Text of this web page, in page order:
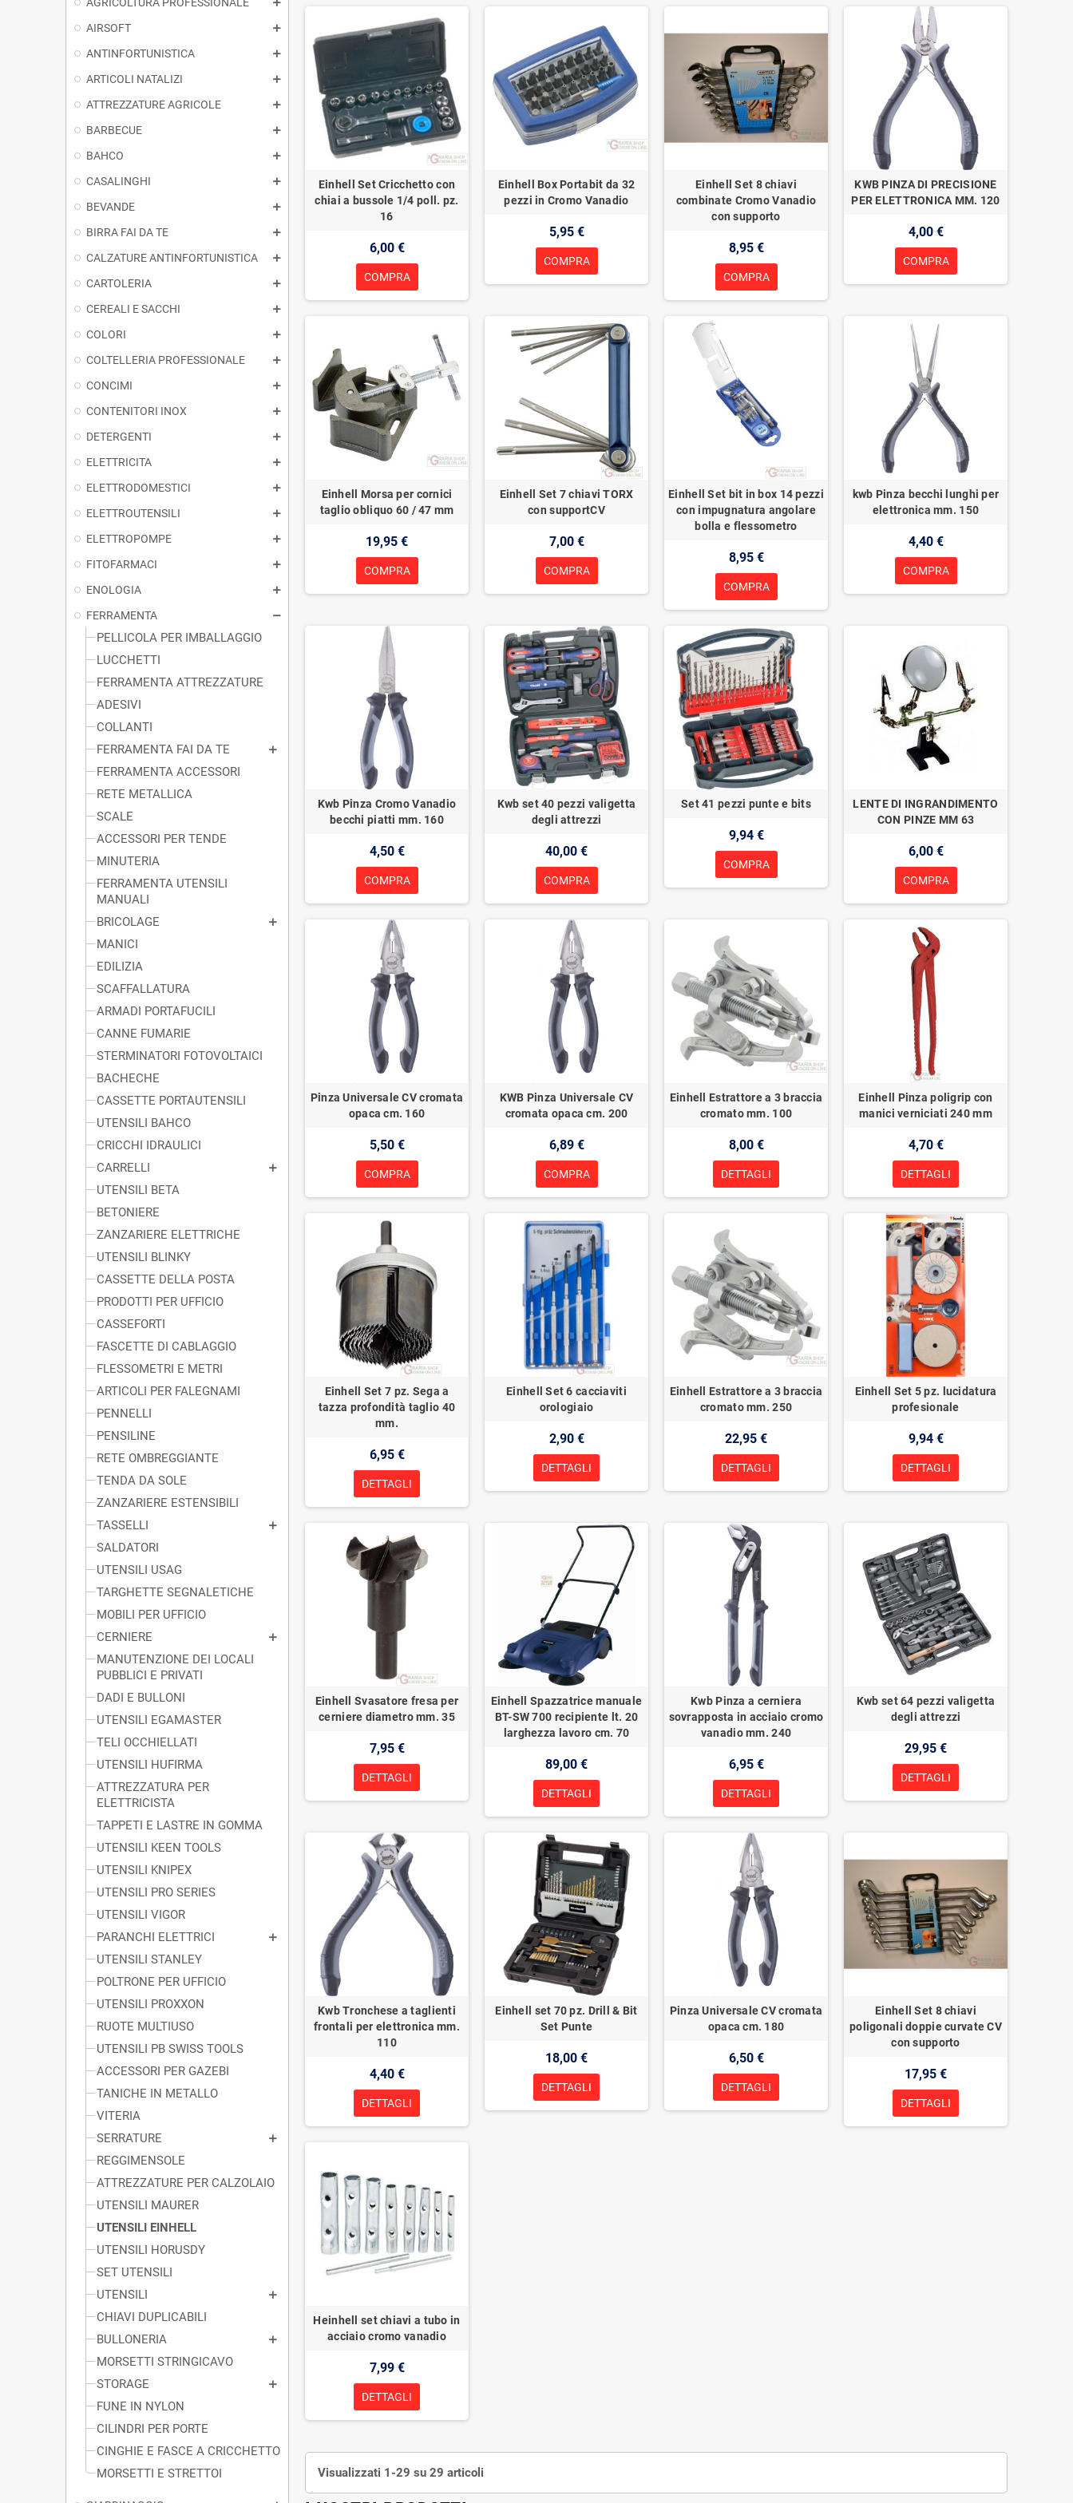
AIRSOFT
ANTINFORTUNISTICA
ARTICOLI NATALIZI
ATTREZZATURE AGRICOLE
BARBECUE
BAHCO
CASALINGHI
BEVANDE
BIRRA FAI DA TE
CALZATURE ANTINFORTUNISTICA
CARTOLERIA
CEREALI E SACCHI
COLORI
COLTELLERIA PROFESSIONALE
CONCIMI
CONTENITORI INOX
DETERGENTI
ELETTRICITA
ELETTRODOMESTICI
ELETTROUTENSILI
ELETTROPOMPE
FITOFARMACI
ENOLOGIA
FERRAMENTA
PELLICOLA PER IMBALLAGGIO
LUCCHETTI
FERRAMENTA ATTREZZATURE
ADESIVI
COLLANTI
FERRAMENTA FAI DA TE
FERRAMENTA ACCESSORI
RETE METALLICA
SCALE
ACCESSORI PER TENDE
MINUTERIA
FERRAMENTA UTENSILI
MANUALI
BRICOLAGE
MANICI
EDILIZIA
SCAFFALLATURA
ARMADI PORTAFUCILI
CANNE FUMARIE
STERMINATORI FOTOVOLTAICI
BACHECHE
CASSETTE PORTAUTENSILI
UTENSILI BAHCO
CRICCHI IDRAULICI
CARRELLI
UTENSILI BETA
BETONIERE
ZANZARIERE ELETTRICHE
UTENSILI BLINKY
CASSETTE DELLA POSTA
PRODOTTI PER UFFICIO
CASSEFORTI
FASCETTE DI CABLAGGIO
FLESSOMETRI E METRI
ARTICOLI PER FALEGNAMI
PENNELLI
PENSILINE
RETE OMBREGGIANTE
TENDA DA SOLE
ZANZARIERE ESTENSIBILI
TASSELLI
SALDATORI
UTENSILI USAG
TARGHETTE SEGNALETICHE
MOBILI PER UFFICIO
CERNIERE
MANUTENZIONE DEI LOCALI
PUBBLICI E PRIVATI
DADI E BULLONI
UTENSILI EGAMASTER
TELI OCCHIELLATI
UTENSILI HUFIRMA
ATTREZZATURA PER
ELETTRICISTA
TAPPETI E LASTRE IN GOMMA
UTENSILI KEEN TOOLS
UTENSILI KNIPEX
UTENSILI PRO SERIES
UTENSILI VIGOR
PARANCHI ELETTRICI
UTENSILI STANLEY
POLTRONE PER UFFICIO
UTENSILI PROXXON
RUOTE MULTIUSO
UTENSILI PB SWISS TOOLS
ACCESSORI PER GAZEBI
TANICHE IN METALLO
VITERIA
SERRATURE
REGGIMENSOLE
ATTREZZATURE PER CALZOLAIO
UTENSILI MAURER
UTENSILI EINHELL
UTENSILI HORUSDY
SET UTENSILI
UTENSILI
CHIAVI DUPLICABILI
BULLONERIA
MORSETTI STRINGICAVO
STORAGE
FUNE IN NYLON
CILINDRI PER PORTE
CINGHIE E FASCE A CRICCHETTO
MORSETTI E STRETTOI
Einhell Set Cricchetto con
chiai a bussole 1/4 poll. pz.
16
6,00 €
COMPRA
Einhell Box Portabit da 32
pezzi in Cromo Vanadio
5,95 €
COMPRA
Einhell Set 8 chiavi
combinate Cromo Vanadio
con supporto
8,95 €
COMPRA
KWB PINZA DI PRECISIONE
PER ELETTRONICA MM. 120
4,00 €
COMPRA
Einhell Morsa per cornici
taglio obliquo 60 / 47 mm
19,95 €
COMPRA
Einhell Set 7 chiavi TORX
con supportCV
7,00 €
COMPRA
Einhell Set bit in box 14 pezzi
con impugnatura angolare
bolla e flessometro
8,95 €
COMPRA
kwb Pinza becchi lunghi per
elettronica mm. 150
4,40 €
COMPRA
Kwb Pinza Cromo Vanadio
becchi piatti mm. 160
4,50 €
COMPRA
Kwb set 40 pezzi valigetta
degli attrezzi
40,00 €
COMPRA
Set 41 pezzi punte e bits
9,94 €
COMPRA
LENTE DI INGRANDIMENTO
CON PINZE MM 63
6,00 €
COMPRA
Pinza Universale CV cromata
opaca cm. 160
5,50 €
COMPRA
KWB Pinza Universale CV
cromata opaca cm. 200
6,89 €
COMPRA
Einhell Estrattore a 3 braccia
cromato mm. 100
8,00 €
DETTAGLI
Einhell Pinza poligrip con
manici verniciati 240 mm
4,70 €
DETTAGLI
Einhell Set 7 pz. Sega a
tazza profondità taglio 40
mm.
6,95 €
DETTAGLI
Einhell Set 6 cacciaviti
orologiaio
2,90 €
DETTAGLI
Einhell Estrattore a 3 braccia
cromato mm. 250
22,95 €
DETTAGLI
Einhell Set 5 pz. lucidatura
profesionale
9,94 €
DETTAGLI
Einhell Svasatore fresa per
cerniere diametro mm. 35
7,95 €
DETTAGLI
Einhell Spazzatrice manuale
BT-SW 700 recipiente lt. 20
larghezza lavoro cm. 70
89,00 €
DETTAGLI
Kwb Pinza a cerniera
sovrapposta in acciaio cromo
vanadio mm. 240
6,95 €
DETTAGLI
Kwb set 64 pezzi valigetta
degli attrezzi
29,95 €
DETTAGLI
Kwb Tronchese a taglienti
frontali per elettronica mm.
110
4,40 €
DETTAGLI
Einhell set 70 pz. Drill & Bit
Set Punte
18,00 €
DETTAGLI
Pinza Universale CV cromata
opaca cm. 180
6,50 €
DETTAGLI
Einhell Set 8 chiavi
poligonali doppie curvate CV
con supporto
17,95 €
DETTAGLI
Heinhell set chiavi a tubo in
acciaio cromo vanadio
7,99 €
DETTAGLI
Visualizzati 1-29 su 29 articoli